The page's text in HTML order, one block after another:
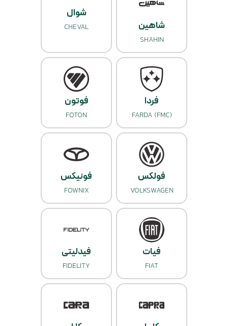
شاهین
SHAHIN
شوال
CHEVAL
فردا
FARDA (FMC)
فوتون
FOTON
فولکس
VOLKSWAGEN
فونیکس
FOWNIX
فیات
FIAT
فیدلیتی
FIDELITY